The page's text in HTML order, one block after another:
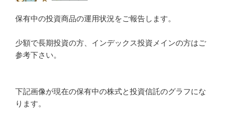
保有中の投資商品の運用状況をご報告します。
少額で長期投資の方、インデックス投資メインの方はご
参考下さい。
下記画像が現在の保有中の株式と投資信託のグラフにな
ります。